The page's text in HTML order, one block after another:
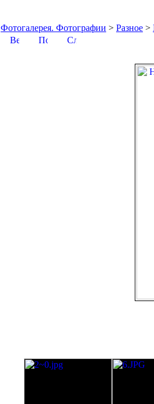
Фотогалерея. Фотографии > Разное >